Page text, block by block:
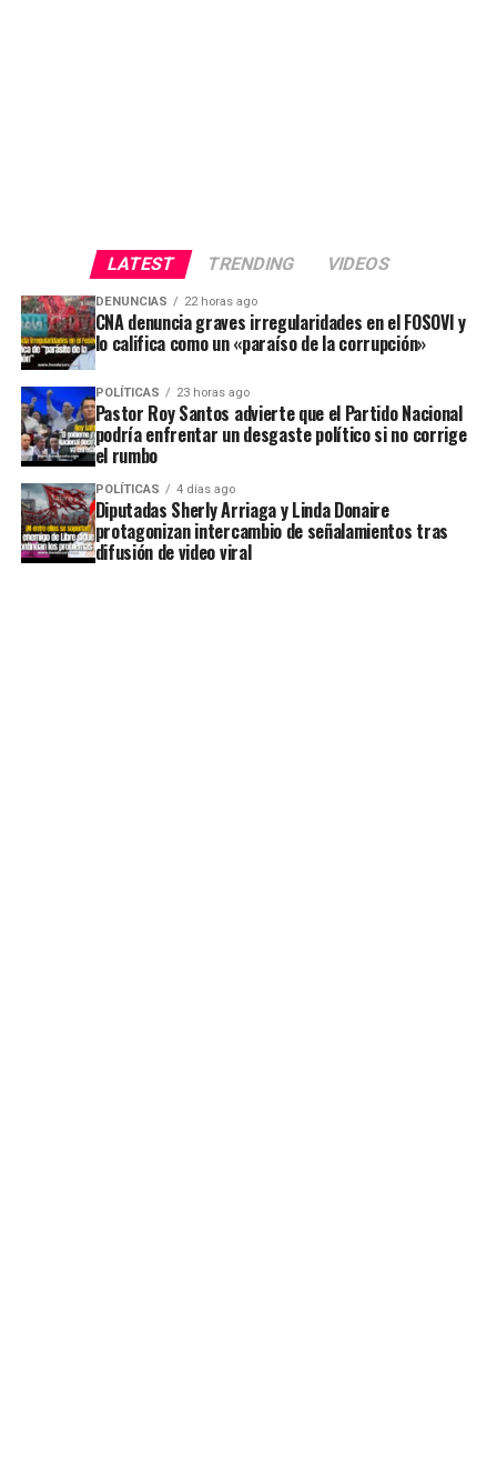
LATEST TRENDING VIDEOS
DENUNCIAS 22 horas ago
CNA denuncia graves irregularidades en el FOSOVI y
lo califica como un «paraíso de la corrupción»
POLÍTICAS 23 horas ago
Pastor Roy Santos advierte que el Partido Nacional
podría enfrentar un desgaste político si no corrige
el rumbo
POLÍTICAS 4 días ago
Diputadas Sherly Arriaga y Linda Donaire
protagonizan intercambio de señalamientos tras
difusión de video viral